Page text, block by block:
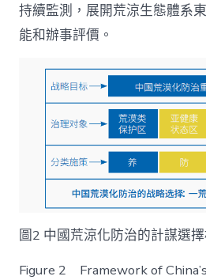
持續監測，展開荒涼生態體系
能和辦事評價。
圖2 中國荒涼化防治的計謀選
Figure 2 Framework of